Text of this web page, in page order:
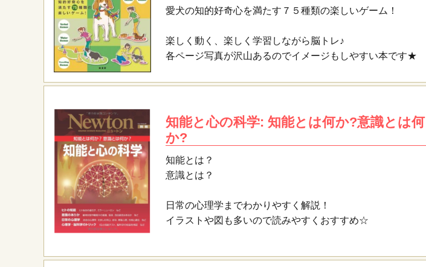
愛犬の知的好奇心を満たす７５種類の楽しいゲーム！
楽しく動く、楽しく学習しながら脳トレ♪
各ページ写真が沢山あるのでイメージもしやすい本です★
知能と心の科学: 知能とは何か?意識とは何
か?
知能とは？
意識とは？
日常の心理学までわかりやすく解説！
イラストや図も多いので読みやすくおすすめ☆